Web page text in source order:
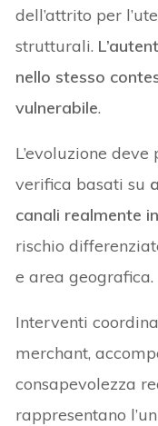
dell’attrito per
strutturali.
nello stesso
vulnerabile.
L’evoluzione
verifica basati su
canali realmente
rischio
e area geografica.
Interventi
merchant,
consapevolezza
rappresentano